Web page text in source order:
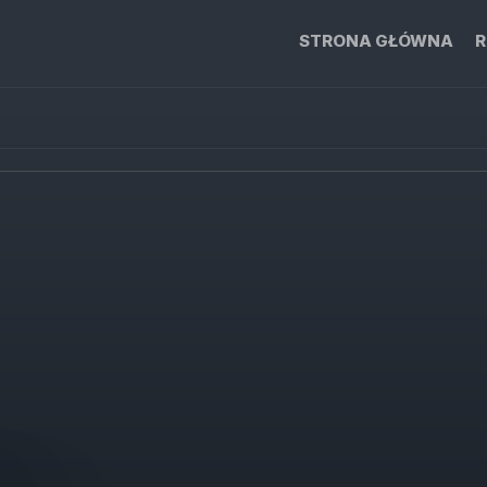
STRONA GŁÓWNA